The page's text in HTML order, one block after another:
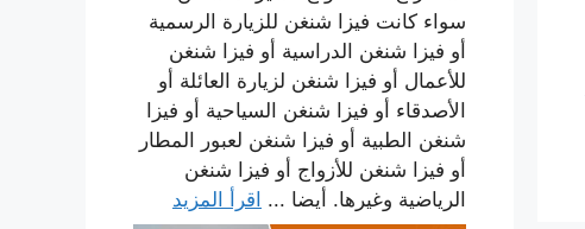
سواء كانت فيزا شنغن للزيارة الرسمية
أو فيزا شنغن الدراسية أو فيزا شنغن
للأعمال أو فيزا شنغن لزيارة العائلة أو
الأصدقاء أو فيزا شنغن السياحية أو فيزا
شنغن الطبية أو فيزا شنغن لعبور المطار
أو فيزا شنغن للأزواج أو فيزا شنغن
الرياضية وغيرها. أيضا ... اقرأ المزيد